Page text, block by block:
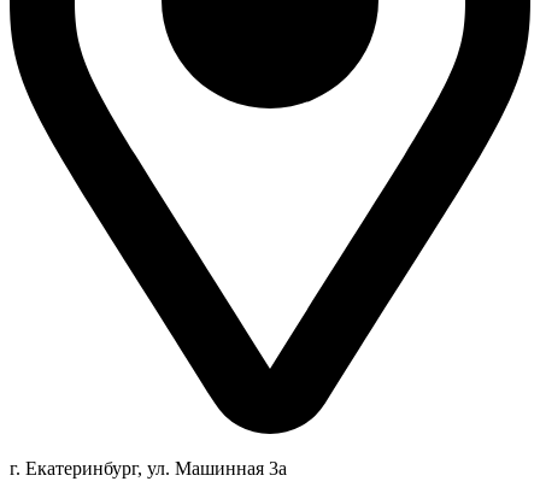
г. Екатеринбург, ул. Машинная 3а